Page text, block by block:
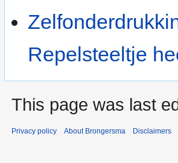
Repelsteeltje
This page was last
Privacy policy About Brongersma Disclaimers